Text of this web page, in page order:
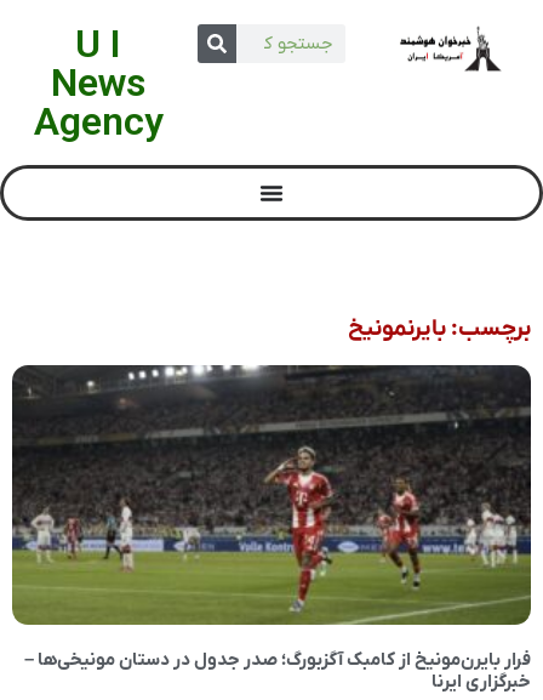
U I
News
Agency
برچسب: بایرنمونیخ
فرار بایرن‌مونیخ از کامبک آگزبورگ؛ صدر جدول در دستان مونیخی‌ها –
خبرگزاری ایرنا